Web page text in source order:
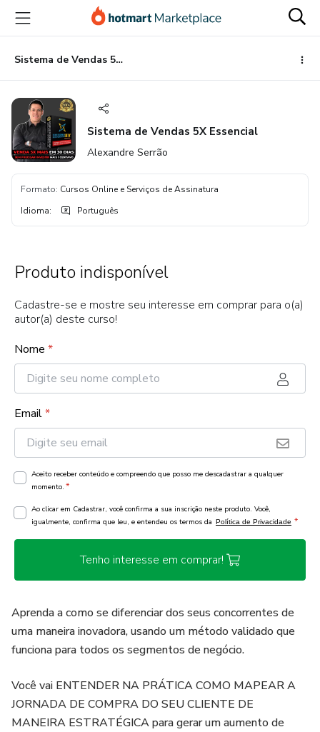
para
conteúdo
principal
para
pagamento
para
rodapé
Sistema de Vendas 5X Essencial
Sistema de Vendas 5X Essencial
Alexandre Serrão
Formato: Cursos Online e Serviços de Assinatura
Idioma: Português
Produto indisponível
Cadastre-se e mostre seu interesse em comprar para o(a)
autor(a) deste curso!
Nome *
Email*
Aceito receber conteúdo e compreendo que posso me descadastrar a qualquer
momento. *
Ao clicar em Cadastrar, você confirma a sua inscrição neste produto. Você,
igualmente, confirma que leu, e entendeu os termos da Política de Privacidade *
Tenho interesse em comprar!
Aprenda a como se diferenciar dos seus concorrentes de
uma maneira inovadora, usando um método validado que
funciona para todos os segmentos de negócio.
Você vai ENTENDER NA PRÁTICA COMO MAPEAR A
JORNADA DE COMPRA DO SEU CLIENTE DE
MANEIRA ESTRATÉGICA para gerar um aumento de